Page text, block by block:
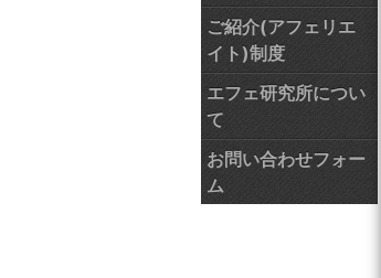
ご紹介(アフェリエ
イト)制度
エフェ研究所につい
て
お問い合わせフォー
ム